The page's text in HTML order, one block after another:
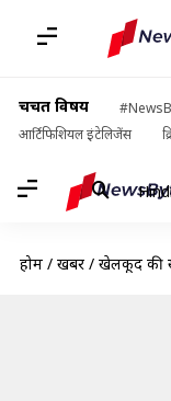
चर्चित विषय
आर्टिफिशियल इंटेलिजेंस
होम / खबरें / खेलकूद की